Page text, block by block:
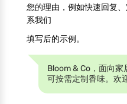
您的理由，例如快速回复
系我们
填写后的示例。
Bloom & Co，面向家
可按需定制香味。欢